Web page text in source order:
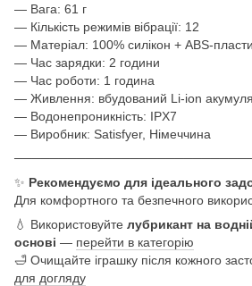
— Вага: 61 г
— Кількість режимів вібрації: 12
— Матеріал: 100% силікон + ABS-
— Час зарядки: 2 години
— Час роботи: 1 година
— Живлення: вбудований Li-ion
— Водонепроникність: IPX7
— Виробник: Satisfyer, Німеччина
✨ Рекомендуємо для ідеального
Для комфортного та безпечного
💧 Використовуйте лубрикант на
основі — перейти в категорію
🛁 Очищайте іграшку після кожного
для догляду